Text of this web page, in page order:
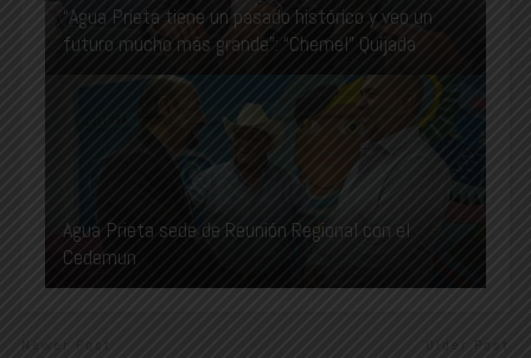
“Agua Prieta tiene un pasado histórico y veo un
futuro mucho más grande”: “Chemel” Quijada
Agua Prieta sede de Reunión Regional con el
Cedemun
Newer Post Older Post